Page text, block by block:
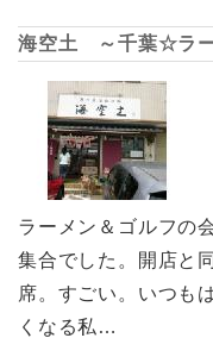
海空土 ～千葉☆ラ
ラーメン＆ゴルフの
集合でした。開店と
席。すごい。いつも
くなる私…